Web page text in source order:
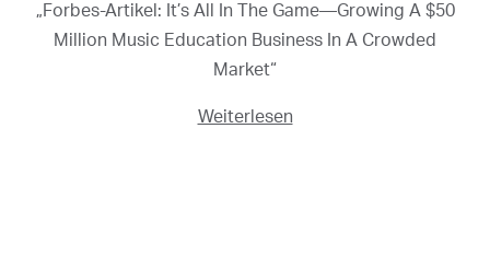
„Forbes-Artikel: It’s All In The Game—Growing A $50
Million Music Education Business In A Crowded
Market“
Weiterlesen